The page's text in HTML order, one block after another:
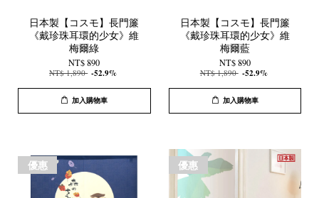
日本製【コスモ】長門簾
《戴珍珠耳環的少女》維
梅爾綠
NT$ 890
NT$ 1,890 -52.9%
加入購物車
日本製【コスモ】長門簾
《戴珍珠耳環的少女》維
梅爾藍
NT$ 890
NT$ 1,890 -52.9%
加入購物車
優惠 優惠